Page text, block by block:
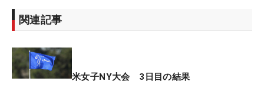
関連記事
米女子NY大会 3日目の結果